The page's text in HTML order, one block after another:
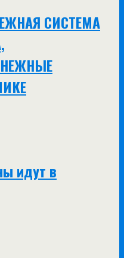
СИСТЕМА
идут в